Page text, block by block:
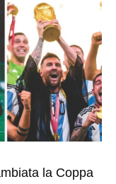
la Coppa